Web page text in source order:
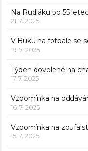
Na Rudláku po 55
21. 7. 2025
V Buku na fotbale se
19. 7. 2025
Týden dovolené na
17. 7. 2025
Vzpomínka na
16. 7. 2025
Vzpomínka na
15. 7. 2025